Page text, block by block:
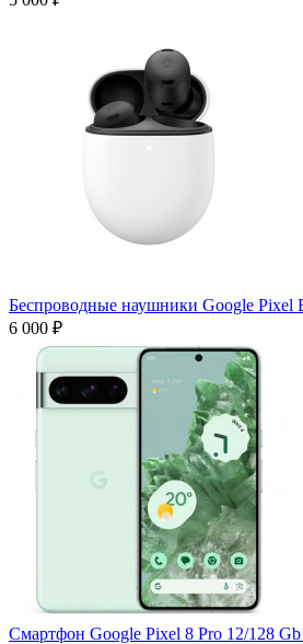
Беспроводные наушники Google Pixel
6 000 ₽
Смартфон Google Pixel 8 Pro 12/128